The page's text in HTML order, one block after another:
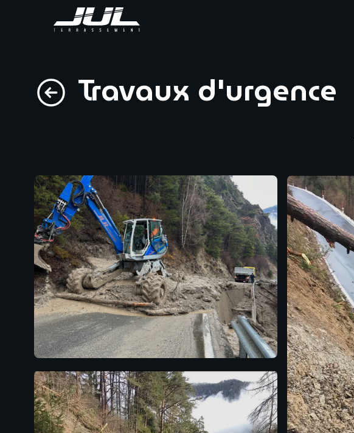
Travaux d'urgence